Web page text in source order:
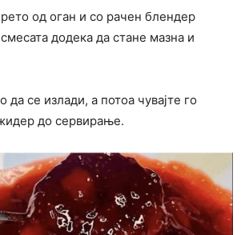
од оган и со рачен блендер
смесата додека да стане мазна и
да се излади, а потоа чувајте го
до сервирање.